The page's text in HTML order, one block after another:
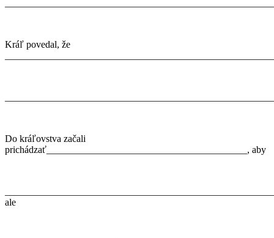
Kráľ povedal, že
Do kráľovstva začali
prichádzať_________________________________________, aby
ale